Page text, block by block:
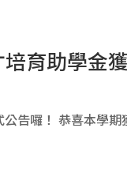
育助學金
告囉！ 恭喜本學